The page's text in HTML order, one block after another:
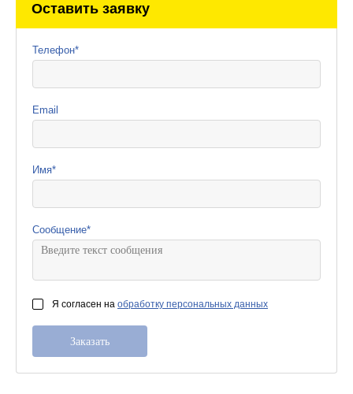
Оставить заявку
Телефон*
Email
Имя*
Сообщение*
Я согласен на обработку персональных данных